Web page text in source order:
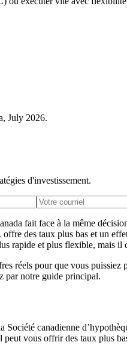
July 2026.
d'investissement.
fait face à la même
des taux plus bas et un
rapide et plus flexible, mais il
réels pour que vous
par notre guide principal.
canadienne
vous offrir des taux plus